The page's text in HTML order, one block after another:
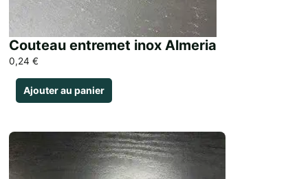
Couteau entremet inox Almeria
0,24 €
Ajouter au panier